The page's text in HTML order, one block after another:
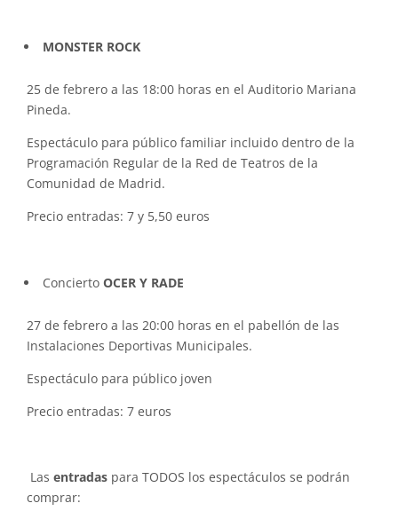
MONSTER ROCK
25 de febrero a las 18:00 horas en el Auditorio Mariana
Pineda.
Espectáculo para público familiar incluido dentro de la
Programación Regular de la Red de Teatros de la
Comunidad de Madrid.
Precio entradas: 7 y 5,50 euros
Concierto OCER Y RADE
27 de febrero a las 20:00 horas en el pabellón de las
Instalaciones Deportivas Municipales.
Espectáculo para público joven
Precio entradas: 7 euros
Las entradaspara TODOS los espectáculos se podrán
comprar: